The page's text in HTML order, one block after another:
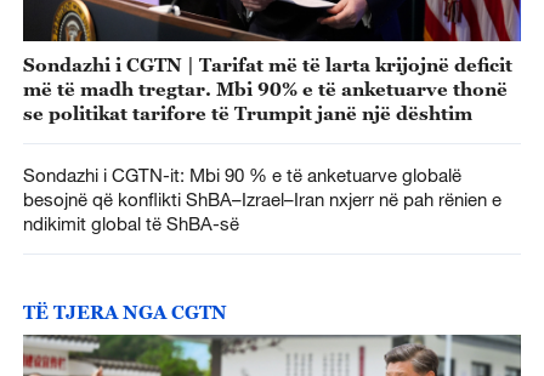
Sondazhi i CGTN | Tarifat më të larta krijojnë deficit
më të madh tregtar. Mbi 90% e të anketuarve thonë
se politikat tarifore të Trumpit janë një dështim
Sondazhi i CGTN-it: Mbi 90 % e të anketuarve globalë
besojnë që konflikti ShBA–Izrael–Iran nxjerr në pah rënien e
ndikimit global të ShBA-së
TË TJERA NGA CGTN